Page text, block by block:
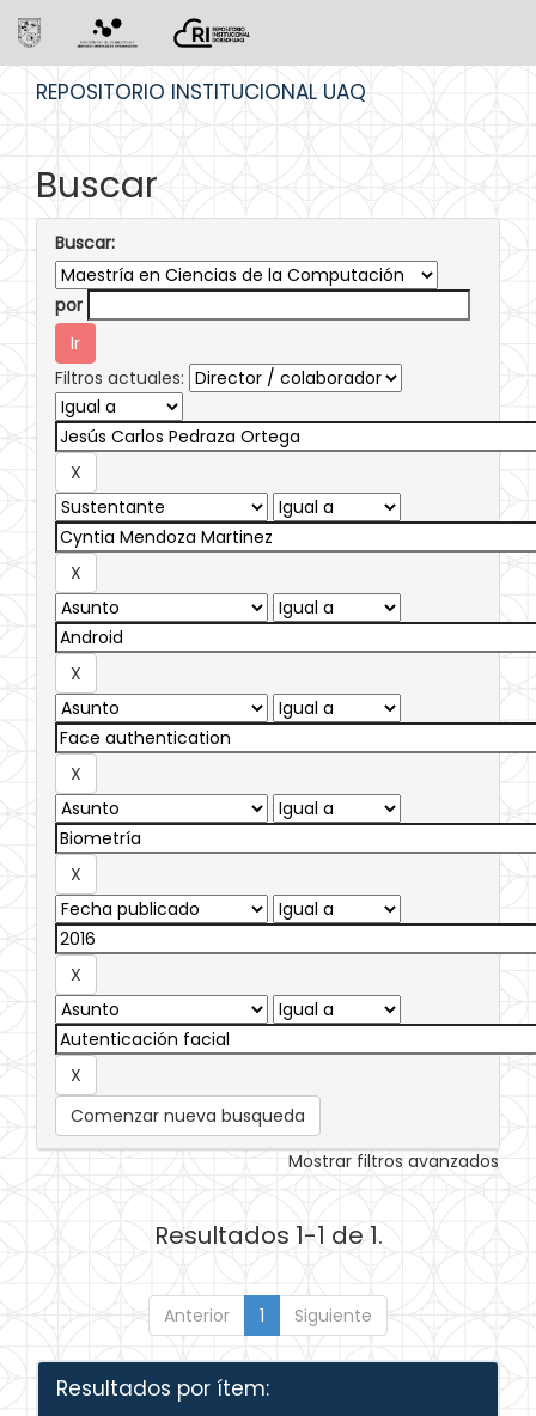
REPOSITORIO INSTITUCIONAL UAQ
Buscar
Buscar:
por
Filtros actuales:
Comenzar nueva busqueda
Mostrar filtros avanzados
Resultados 1-1 de 1.
Anterior 1 Siguiente
Resultados por ítem: